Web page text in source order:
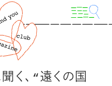
く、“遠くの国